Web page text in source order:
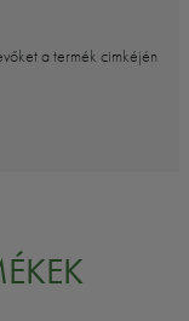
a termék cimkéjén